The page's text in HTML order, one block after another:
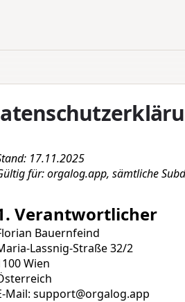
17.11.2025
für: orgalog.app, sämtliche
Verantwortlicher
Bauernfeind
Lassnig-Straße 32/2
Wien
Mail: support@orgalog.app